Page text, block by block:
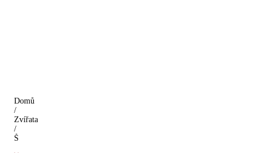
Domů
/
Zvířata
/